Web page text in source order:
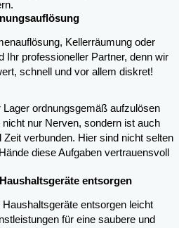
Kellerräumung oder
Ihr professioneller Partner, denn wir
schnell und vor allem diskret!
ordnungsgemäß aufzulösen
nur Nerven, sondern ist auch
verbunden. Hier sind nicht selten
diese Aufgaben vertrauensvoll
entsorgen
entsorgen leicht
für eine saubere und